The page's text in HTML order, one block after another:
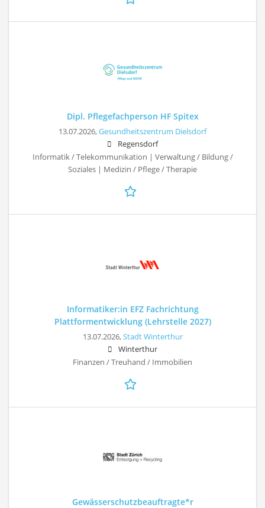
Dipl. Pflegefachperson HF Spitex
13.07.2026,Gesundheitszentrum Dielsdorf
Regensdorf
Informatik / Telekommunikation | Verwaltung / Bildung /
Soziales | Medizin / Pflege / Therapie
Informatiker:in EFZ Fachrichtung
Plattformentwicklung (Lehrstelle 2027)
13.07.2026,Stadt Winterthur
Winterthur
Finanzen / Treuhand / Immobilien
Gewässerschutzbeauftragte*r